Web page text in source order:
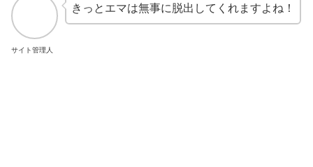
サイト管理人
きっとエマは無事に脱出してくれますよね！